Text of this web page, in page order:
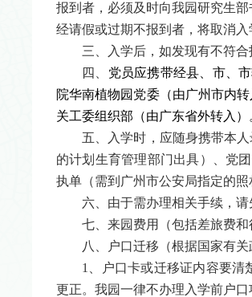
报到者，必须及时向我园研究生
经请假或过期不报到者，将取消入
三、入学后，如发现有不符
四、 党员应携带经县、市、
院华南植物园党委（由广州市内转
关工委组织部（由广东省外转入
五、入学时，应随身携带本
的计划生育管理部门出具）、党
执单（需到广州市公安局指定的照
六、由于需办理相关手续，请
七、来园费用（包括差旅费和
八、户口迁移（根据国家有
1
、户口卡或迁移证内容要
更正。我园一律不办理入学前户口